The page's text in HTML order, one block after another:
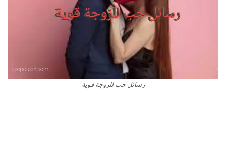
رسائل حب للزوجة قوية